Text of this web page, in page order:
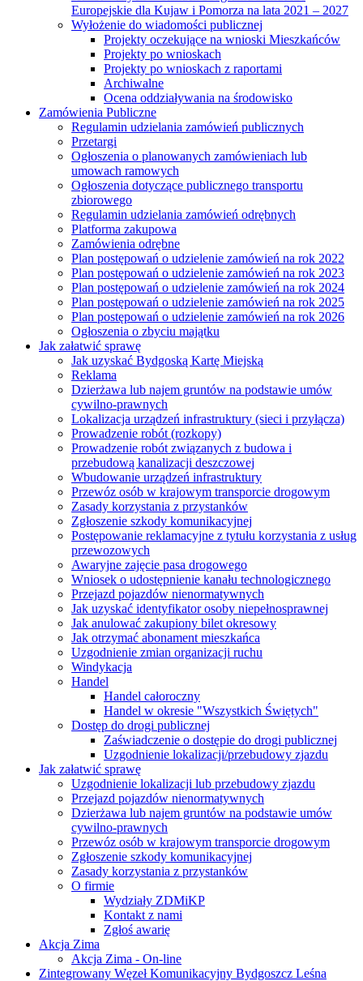
Europejskie dla Kujaw i Pomorza na lata 2021 – 2027
Wyłożenie do wiadomości publicznej
Projekty oczekujące na wnioski Mieszkańców
Projekty po wnioskach
Projekty po wnioskach z raportami
Archiwalne
Ocena oddziaływania na środowisko
Zamówienia Publiczne
Regulamin udzielania zamówień publicznych
Przetargi
Ogłoszenia o planowanych zamówieniach lub
umowach ramowych
Ogłoszenia dotyczące publicznego transportu
zbiorowego
Regulamin udzielania zamówień odrębnych
Platforma zakupowa
Zamówienia odrębne
Plan postępowań o udzielenie zamówień na rok 2022
Plan postępowań o udzielenie zamówień na rok 2023
Plan postępowań o udzielenie zamówień na rok 2024
Plan postępowań o udzielenie zamówień na rok 2025
Plan postępowań o udzielenie zamówień na rok 2026
Ogłoszenia o zbyciu majątku
Jak załatwić sprawę
Jak uzyskać Bydgoską Kartę Miejską
Reklama
Dzierżawa lub najem gruntów na podstawie umów
cywilno-prawnych
Lokalizacja urządzeń infrastruktury (sieci i przyłącza)
Prowadzenie robót (rozkopy)
Prowadzenie robót związanych z budowa i
przebudową kanalizacji deszczowej
Wbudowanie urządzeń infrastruktury
Przewóz osób w krajowym transporcie drogowym
Zasady korzystania z przystanków
Zgłoszenie szkody komunikacyjnej
Postępowanie reklamacyjne z tytułu korzystania z usług
przewozowych
Awaryjne zajęcie pasa drogowego
Wniosek o udostępnienie kanału technologicznego
Przejazd pojazdów nienormatywnych
Jak uzyskać identyfikator osoby niepełnosprawnej
Jak anulować zakupiony bilet okresowy
Jak otrzymać abonament mieszkańca
Uzgodnienie zmian organizacji ruchu
Windykacja
Handel
Handel całoroczny
Handel w okresie "Wszystkich Świętych"
Dostęp do drogi publicznej
Zaświadczenie o dostępie do drogi publicznej
Uzgodnienie lokalizacji/przebudowy zjazdu
Jak załatwić sprawę
Uzgodnienie lokalizacji lub przebudowy zjazdu
Przejazd pojazdów nienormatywnych
Dzierżawa lub najem gruntów na podstawie umów
cywilno-prawnych
Przewóz osób w krajowym transporcie drogowym
Zgłoszenie szkody komunikacyjnej
Zasady korzystania z przystanków
O firmie
Wydziały ZDMiKP
Kontakt z nami
Zgłoś awarię
Akcja Zima
Akcja Zima - On-line
Zintegrowany Węzeł Komunikacyjny Bydgoszcz Leśna